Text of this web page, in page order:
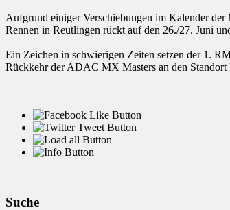
Aufgrund einiger Verschiebungen im Kalender
Rennen in Reutlingen rückt auf den 26./27. Juni
Ein Zeichen in schwierigen Zeiten setzen der 1.
Rückkehr der ADAC MX Masters an den
Suche